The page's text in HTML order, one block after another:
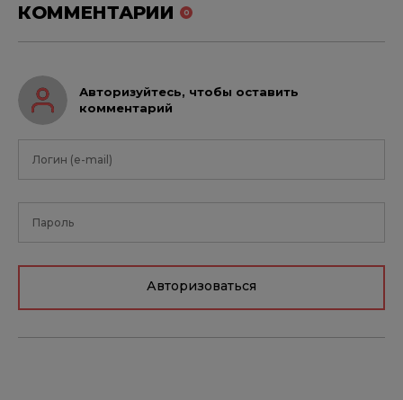
КОММЕНТАРИИ 0
Авторизуйтесь, чтобы оставить
комментарий
Авторизоваться